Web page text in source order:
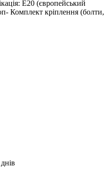
E20 (європейський
Комплект кріплення (болти,